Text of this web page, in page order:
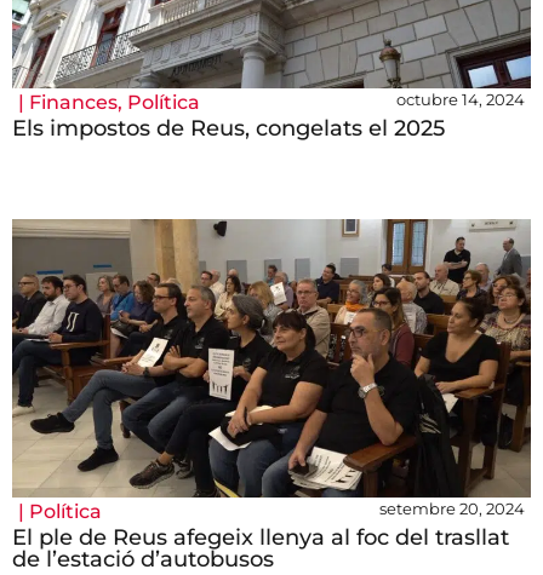
| Finances, Política octubre 14, 2024
Els impostos de Reus, congelats el 2025
| Política setembre 20, 2024
El ple de Reus afegeix llenya al foc del trasllat
de l’estació d’autobusos